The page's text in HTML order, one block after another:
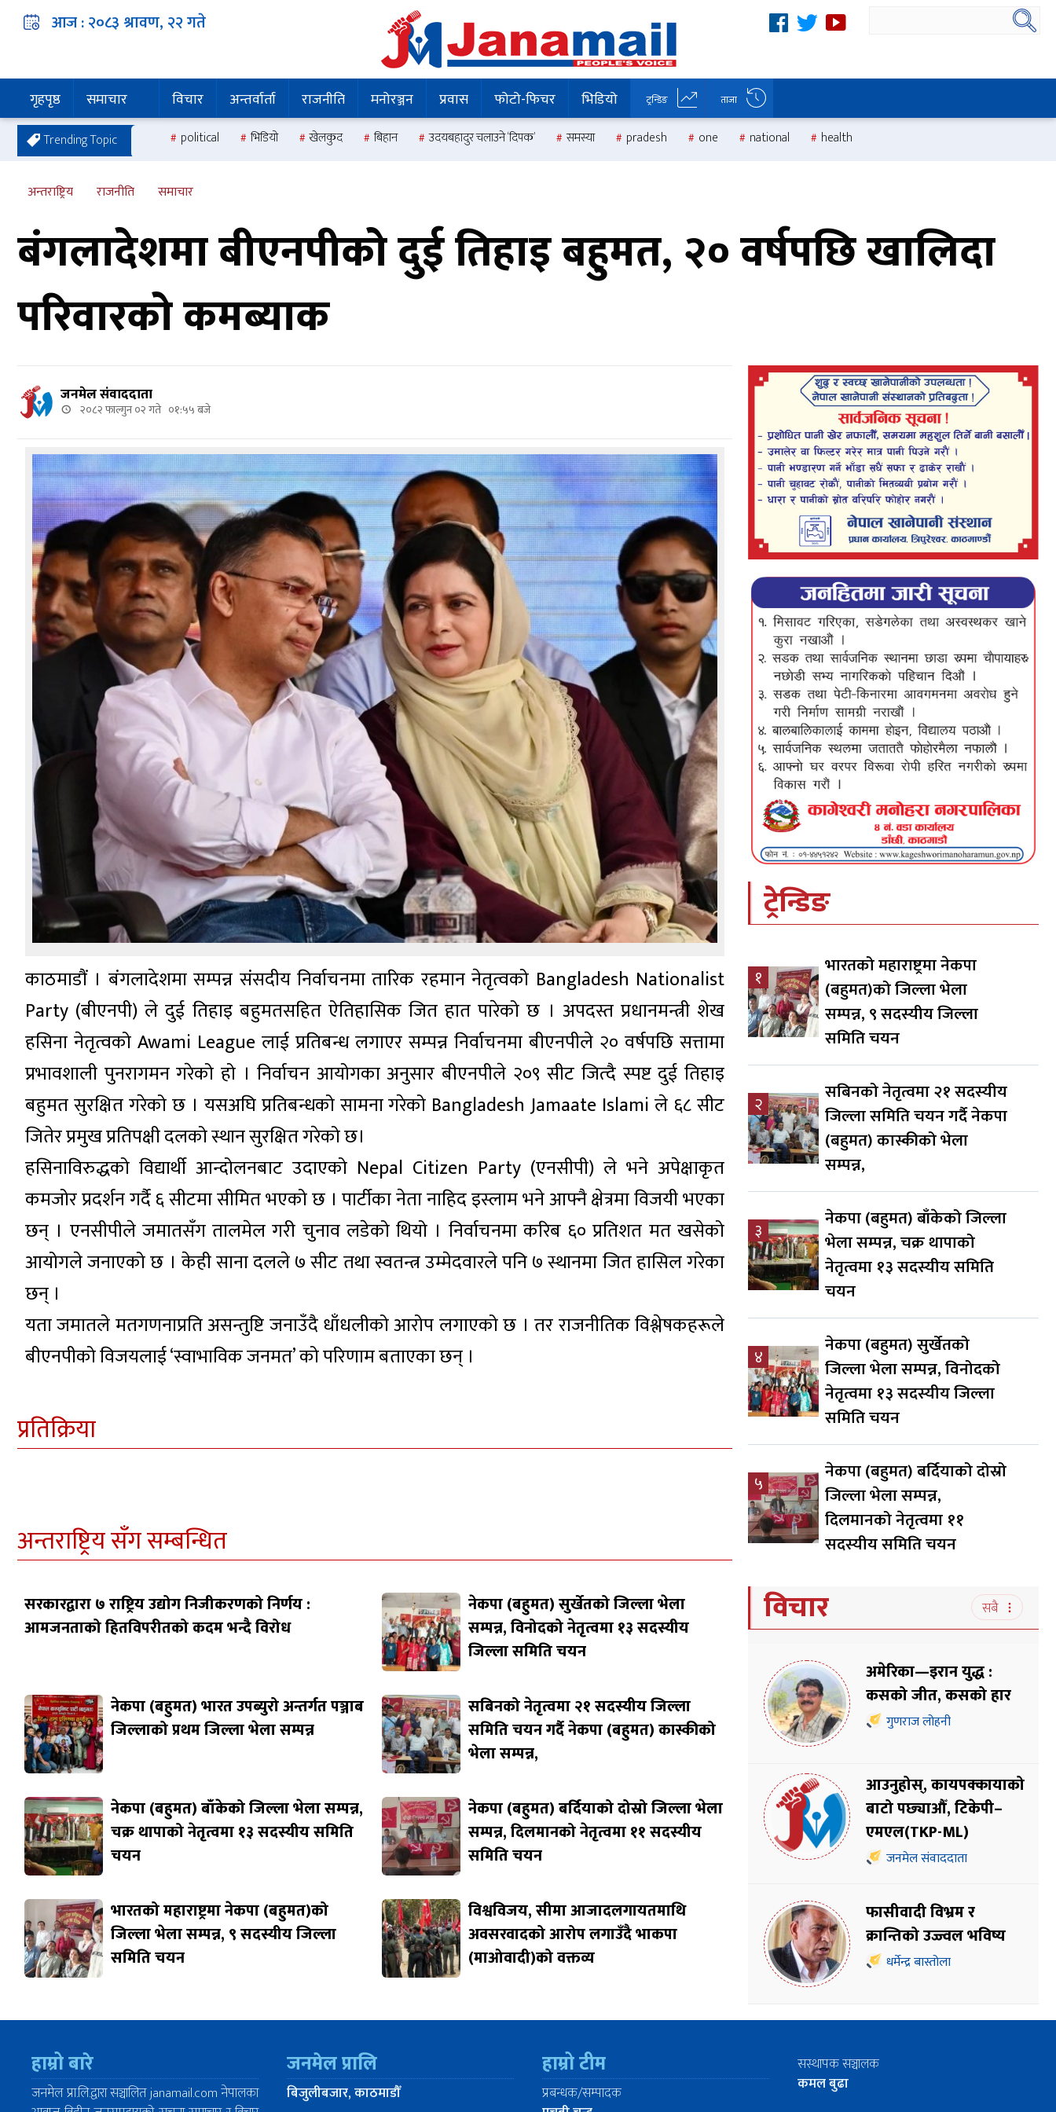
आज :२०८३ श्रावण, २२गते
गृहपृष्ठ समाचार विचार अन्तर्वार्ता राजनीति मनोरञ्जन प्रवास फोटो-फिचर भिडियो ट्रन्डिङ ताजा
Trending Topic political भिडियो खेलकुद बिहान उदयबहादुर चलाउने ‘दिपक’ समस्या pradesh one national health
अन्तराष्ट्रिय राजनीति समाचार
बंगलादेशमा बीएनपीको दुई तिहाइ बहुमत, २० वर्षपछि खालिदा
परिवारको कमब्याक
जनमेल संवाददाता
२०८२ फाल्गुन ०२ गते ०१:५५ बजे
काठमाडौं । बंगलादेशमा सम्पन्न संसदीय निर्वाचनमा तारिक रहमान नेतृत्वको Bangladesh Nationalist
Party (बीएनपी) ले दुई तिहाइ बहुमतसहित ऐतिहासिक जित हात पारेको छ । अपदस्त प्रधानमन्त्री शेख
हसिना नेतृत्वको Awami League लाई प्रतिबन्ध लगाएर सम्पन्न निर्वाचनमा बीएनपीले २० वर्षपछि सत्तामा
प्रभावशाली पुनरागमन गरेको हो । निर्वाचन आयोगका अनुसार बीएनपीले २०९ सीट जित्दै स्पष्ट दुई तिहाइ
बहुमत सुरक्षित गरेको छ । यसअघि प्रतिबन्धको सामना गरेको Bangladesh Jamaate Islami ले ६८ सीट
जितेर प्रमुख प्रतिपक्षी दलको स्थान सुरक्षित गरेको छ।
हसिनाविरुद्धको विद्यार्थी आन्दोलनबाट उदाएको Nepal Citizen Party (एनसीपी) ले भने अपेक्षाकृत
कमजोर प्रदर्शन गर्दै ६ सीटमा सीमित भएको छ । पार्टीका नेता नाहिद इस्लाम भने आफ्नै क्षेत्रमा विजयी भएका
छन् । एनसीपीले जमातसँग तालमेल गरी चुनाव लडेको थियो । निर्वाचनमा करिब ६० प्रतिशत मत खसेको
आयोगले जनाएको छ । केही साना दलले ७ सीट तथा स्वतन्त्र उम्मेदवारले पनि ७ स्थानमा जित हासिल गरेका
छन् ।
यता जमातले मतगणनाप्रति असन्तुष्टि जनाउँदै धाँधलीको आरोप लगाएको छ । तर राजनीतिक विश्लेषकहरूले
बीएनपीको विजयलाई ‘स्वाभाविक जनमत’ को परिणाम बताएका छन् ।
प्रतिक्रिया
अन्तराष्ट्रिय सँग सम्बन्धित
सरकारद्वारा ७ राष्ट्रिय उद्योग निजीकरणको निर्णय :
आमजनताको हितविपरीतको कदम भन्दै विरोध
नेकपा (बहुमत) सुर्खेतको जिल्ला भेला
सम्पन्न, विनोदको नेतृत्वमा १३ सदस्यीय
जिल्ला समिति चयन
नेकपा (बहुमत) भारत उपब्युरो अन्तर्गत पञ्जाब
जिल्लाको प्रथम जिल्ला भेला सम्पन्न
सबिनको नेतृत्वमा २१ सदस्यीय जिल्ला
समिति चयन गर्दै नेकपा (बहुमत) कास्कीको
भेला सम्पन्न,
नेकपा (बहुमत) बाँकेको जिल्ला भेला सम्पन्न,
चक्र थापाको नेतृत्वमा १३ सदस्यीय समिति
चयन
नेकपा (बहुमत) बर्दियाको दोस्रो जिल्ला भेला
सम्पन्न, दिलमानको नेतृत्वमा ११ सदस्यीय
समिति चयन
भारतको महाराष्ट्रमा नेकपा (बहुमत)को
जिल्ला भेला सम्पन्न, ९ सदस्यीय जिल्ला
समिति चयन
विश्वविजय, सीमा आजादलगायतमाथि
अवसरवादको आरोप लगाउँदै भाकपा
(माओवादी)को वक्तव्य
ट्रेन्डिङ
१
भारतको महाराष्ट्रमा नेकपा
(बहुमत)को जिल्ला भेला
सम्पन्न, ९ सदस्यीय जिल्ला
समिति चयन
२
सबिनको नेतृत्वमा २१ सदस्यीय
जिल्ला समिति चयन गर्दै नेकपा
(बहुमत) कास्कीको भेला
सम्पन्न,
३
नेकपा (बहुमत) बाँकेको जिल्ला
भेला सम्पन्न, चक्र थापाको
नेतृत्वमा १३ सदस्यीय समिति
चयन
४
नेकपा (बहुमत) सुर्खेतको
जिल्ला भेला सम्पन्न, विनोदको
नेतृत्वमा १३ सदस्यीय जिल्ला
समिति चयन
५
नेकपा (बहुमत) बर्दियाको दोस्रो
जिल्ला भेला सम्पन्न,
दिलमानको नेतृत्वमा ११
सदस्यीय समिति चयन
विचार सबै
अमेरिका—इरान युद्ध :
कसको जीत, कसको हार
गुणराज लोहनी
आउनुहोस्, कायपक्कायाको
बाटो पछ्याऔँ, टिकेपी–
एमएल(TKP-ML)
जनमेल संवाददाता
फासीवादी विभ्रम र
क्रान्तिको उज्ज्वल भविष्य
धर्मेन्द्र बास्तोला
हाम्रो बारे
जनमेल प्रा.लि.द्वारा सञ्चालित janamail.com नेपालका
जनमेल प्रालि
बिजुलीबजार, काठमाडौँ
हाम्रो टीम
प्रबन्धक/सम्पादक
सस्थापक सञ्चालक
कमल बुढा